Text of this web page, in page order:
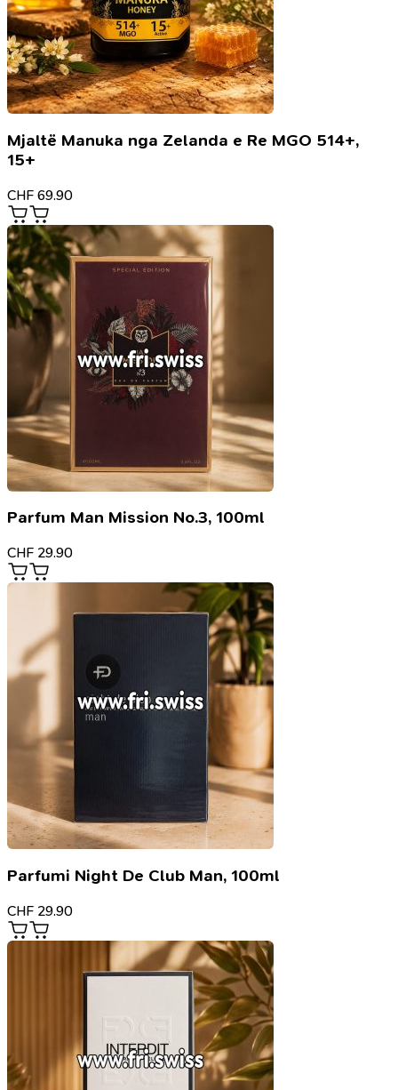
Mjaltë Manuka nga Zelanda e Re MGO 514+,
15+
CHF 69.90
Parfum Man Mission No.3, 100ml
CHF 29.90
Parfumi Night De Club Man, 100ml
CHF 29.90